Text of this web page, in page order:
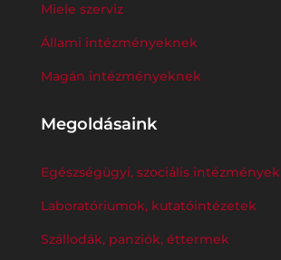
Miele szerviz
Állami intézményeknek
Magán intézményeknek
Megoldásaink
Egészségügyi, szociális intézmények
Laboratóriumok, kutatóintézetek
Szállodák, panziók, éttermek